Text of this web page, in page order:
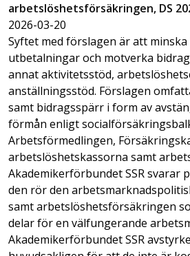
arbetslöshetsförsäkringen, DS
2026-03-20
Syftet med förslagen är att
utbetalningar och motverka
annat aktivitetsstöd,
anställningsstöd. Förslagen
samt bidragsspärr i form av
förmån enligt
Arbetsförmedlingen,
arbetslöshetskassorna samt
Akademikerförbundet SSR svarar
den rör den
samt arbetslöshetsförsäkringen
delar för en välfungerande
Akademikerförbundet SSR